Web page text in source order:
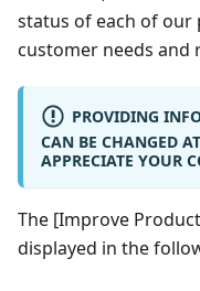
status of each of
customer needs and
PROVIDING
CAN BE CHANGED
APPRECIATE YOUR
The [Improve
displayed in the